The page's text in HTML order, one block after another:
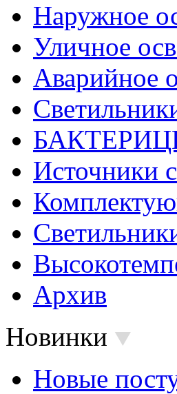
Наружное
Уличное
Аварийное
Источники
Архив
Новинки
Новые